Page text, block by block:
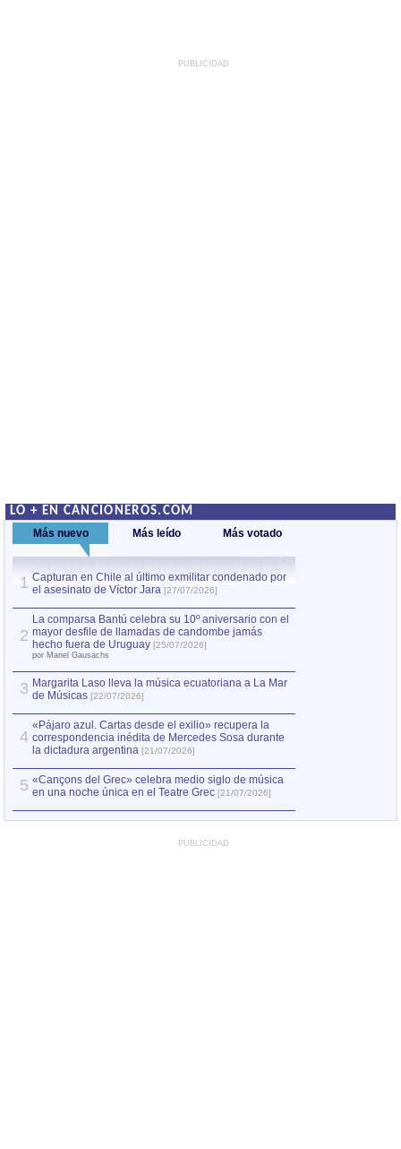
PUBLICIDAD
LO + EN CANCIONEROS.COM
Más nuevo Más leído Más votado
1 Capturan en Chile al último exmilitar condenado por
el asesinato de Víctor Jara [27/07/2026]
2
La comparsa Bantú celebra su 10º aniversario con el
mayor desfile de llamadas de candombe jamás
hecho fuera de Uruguay [25/07/2026]
por Manel Gausachs
3 Margarita Laso lleva la música ecuatoriana a La Mar
de Músicas [22/07/2026]
4
«Pájaro azul. Cartas desde el exilio» recupera la
correspondencia inédita de Mercedes Sosa durante
la dictadura argentina [21/07/2026]
5 «Cançons del Grec» celebra medio siglo de música
en una noche única en el Teatre Grec [21/07/2026]
PUBLICIDAD